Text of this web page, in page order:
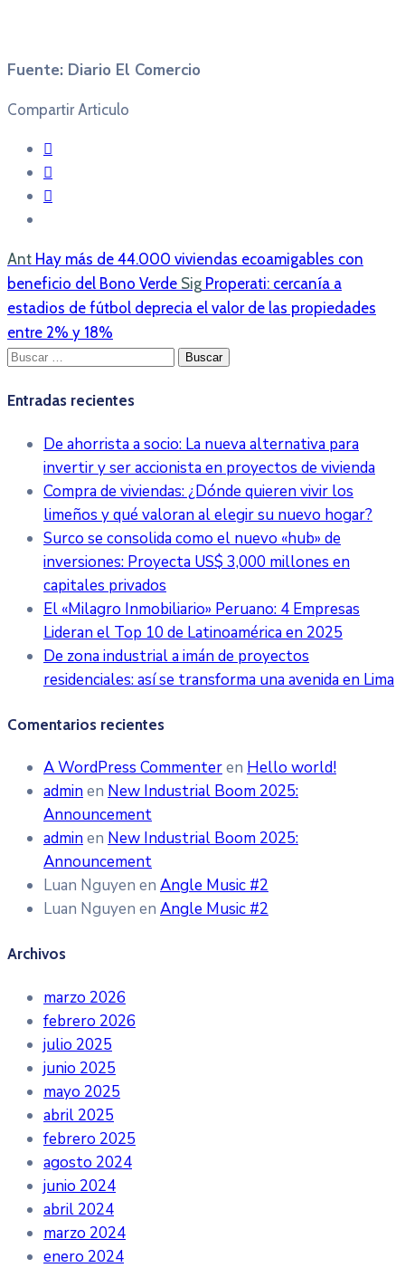
Fuente: Diario El Comercio
Compartir Articulo
Ant Hay más de 44.000 viviendas ecoamigables con
beneficio del Bono Verde Sig Properati: cercanía a
estadios de fútbol deprecia el valor de las propiedades
entre 2% y 18%
Buscar:
Entradas recientes
De ahorrista a socio: La nueva alternativa para
invertir y ser accionista en proyectos de vivienda
Compra de viviendas: ¿Dónde quieren vivir los
limeños y qué valoran al elegir su nuevo hogar?
Surco se consolida como el nuevo «hub» de
inversiones: Proyecta US$ 3,000 millones en
capitales privados
El «Milagro Inmobiliario» Peruano: 4 Empresas
Lideran el Top 10 de Latinoamérica en 2025
De zona industrial a imán de proyectos
residenciales: así se transforma una avenida en Lima
Comentarios recientes
A WordPress Commenteren Hello world!
adminen New Industrial Boom 2025:
Announcement
adminen New Industrial Boom 2025:
Announcement
Luan Nguyen en Angle Music #2
Luan Nguyen en Angle Music #2
Archivos
marzo 2026
febrero 2026
julio 2025
junio 2025
mayo 2025
abril 2025
febrero 2025
agosto 2024
junio 2024
abril 2024
marzo 2024
enero 2024